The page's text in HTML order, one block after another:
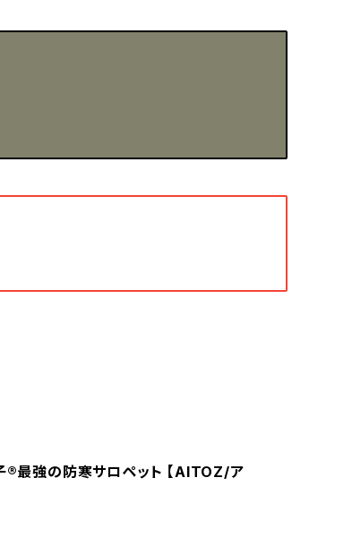
最強の防寒サロペット 【AITOZ/ア